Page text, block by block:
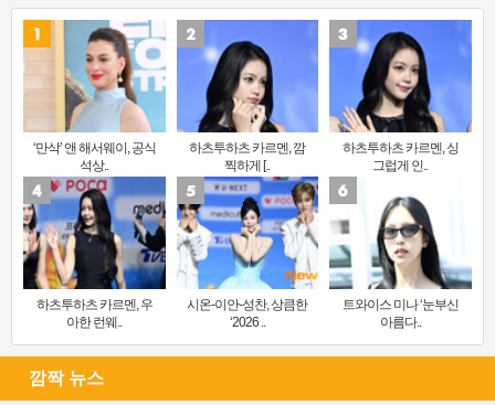
‘만삭’ 앤 해서웨이, 공식
석상..
하츠투하츠 카르멘, 깜
찍하게 [..
하츠투하츠 카르멘, 싱
그럽게 인..
하츠투하츠 카르멘, 우
아한 런웨..
시온-이안-성찬, 상큼한
‘2026 ..
트와이스 미나 ‘눈부신
아름다..
깜짝 뉴스